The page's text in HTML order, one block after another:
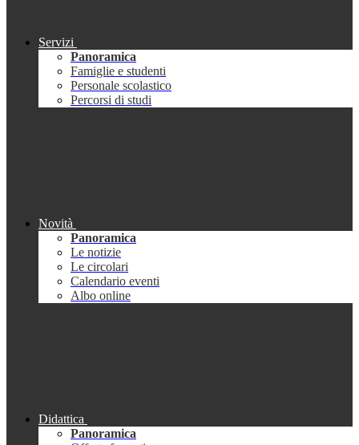
Servizi
Panoramica
Famiglie e studenti
Personale scolastico
Percorsi di studi
Novità
Panoramica
Le notizie
Le circolari
Calendario eventi
Albo online
Didattica
Panoramica